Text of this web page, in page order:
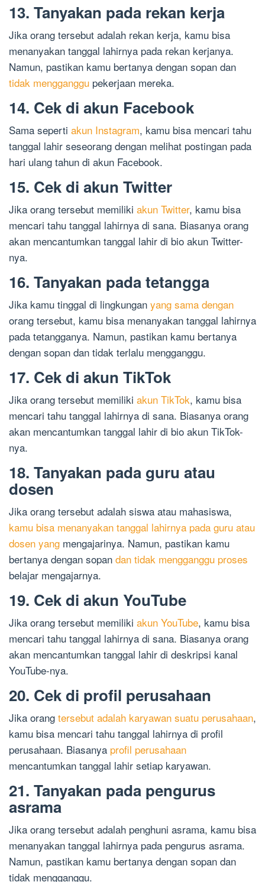
13. Tanyakan pada rekan kerja
Jika orang tersebut adalah rekan kerja, kamu bisa
menanyakan tanggal lahirnya pada rekan kerjanya.
Namun, pastikan kamu bertanya dengan sopan dan
tidak mengganggu pekerjaan mereka.
14. Cek di akun Facebook
Sama seperti akun Instagram, kamu bisa mencari tahu
tanggal lahir seseorang dengan melihat postingan pada
hari ulang tahun di akun Facebook.
15. Cek di akun Twitter
Jika orang tersebut memiliki akun Twitter, kamu bisa
mencari tahu tanggal lahirnya di sana. Biasanya orang
akan mencantumkan tanggal lahir di bio akun Twitter-
nya.
16. Tanyakan pada tetangga
Jika kamu tinggal di lingkungan yang sama dengan
orang tersebut, kamu bisa menanyakan tanggal lahirnya
pada tetangganya. Namun, pastikan kamu bertanya
dengan sopan dan tidak terlalu mengganggu.
17. Cek di akun TikTok
Jika orang tersebut memiliki akun TikTok, kamu bisa
mencari tahu tanggal lahirnya di sana. Biasanya orang
akan mencantumkan tanggal lahir di bio akun TikTok-
nya.
18. Tanyakan pada guru atau
dosen
Jika orang tersebut adalah siswa atau mahasiswa,
kamu bisa menanyakan tanggal lahirnya pada guru atau
dosen yang mengajarinya. Namun, pastikan kamu
bertanya dengan sopan dan tidak mengganggu proses
belajar mengajarnya.
19. Cek di akun YouTube
Jika orang tersebut memiliki akun YouTube, kamu bisa
mencari tahu tanggal lahirnya di sana. Biasanya orang
akan mencantumkan tanggal lahir di deskripsi kanal
YouTube-nya.
20. Cek di profil perusahaan
Jika orang tersebut adalah karyawan suatu perusahaan,
kamu bisa mencari tahu tanggal lahirnya di profil
perusahaan. Biasanya profil perusahaan
mencantumkan tanggal lahir setiap karyawan.
21. Tanyakan pada pengurus
asrama
Jika orang tersebut adalah penghuni asrama, kamu bisa
menanyakan tanggal lahirnya pada pengurus asrama.
Namun, pastikan kamu bertanya dengan sopan dan
tidak mengganggu.